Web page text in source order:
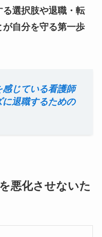
選択肢や退職・転
自分を守る第一歩
じている看護師
退職するための
悪化させないた